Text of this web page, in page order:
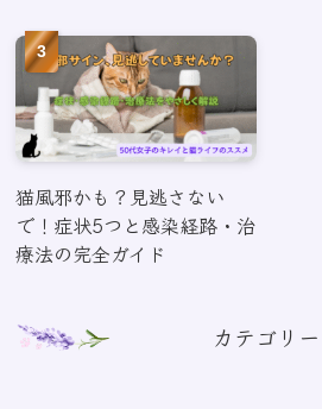
猫風邪かも？見逃さない
で！症状5つと感染経路・治
療法の完全ガイド
カテゴリー